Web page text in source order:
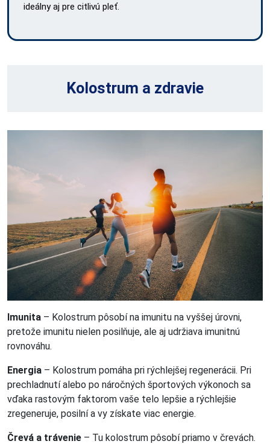
ideálny aj pre citlivú pleť.
Kolostrum a zdravie
Imunita – Kolostrum pôsobí na imunitu na vyššej úrovni,
pretože imunitu nielen posilňuje, ale aj udržiava imunitnú
rovnováhu.
Energia – Kolostrum pomáha pri rýchlejšej regenerácii. Pri
prechladnutí alebo po náročných športových výkonoch sa
vďaka rastovým faktorom vaše telo lepšie a rýchlejšie
zregeneruje, posilní a vy získate viac energie.
Črevá a trávenie – Tu kolostrum pôsobí priamo v črevách.